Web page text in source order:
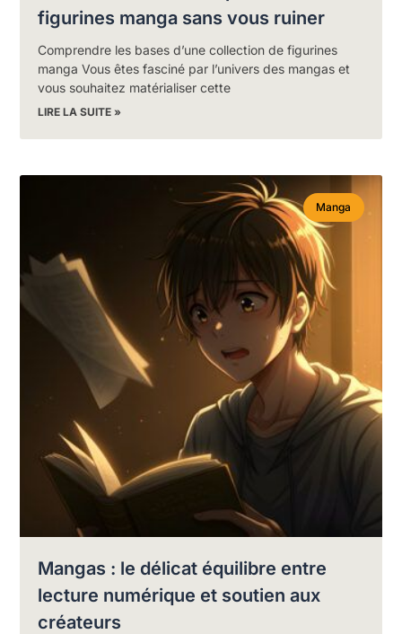
figurines manga sans vous ruiner
Comprendre les bases d’une collection de figurines
manga Vous êtes fasciné par l’univers des mangas et
vous souhaitez matérialiser cette
LIRE LA SUITE »
Manga
Mangas : le délicat équilibre entre
lecture numérique et soutien aux
créateurs